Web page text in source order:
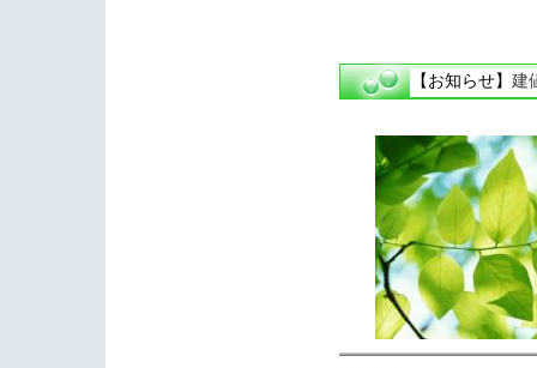
【お知らせ】 建